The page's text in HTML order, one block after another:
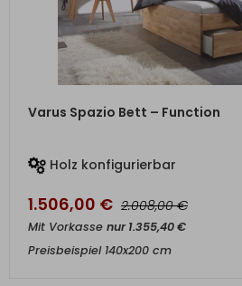
ZUM PRODUKT
Varus Spazio Bett – Function
Holz konfigurierbar
1.506,00 € 2.008,00€
Mit Vorkasse nur1.355,40€
Preisbeispiel 140x200 cm